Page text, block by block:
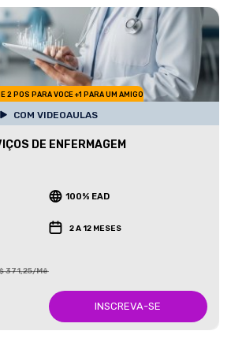
2 POS PARA VOCE +1 PARA UM AMIGO
COM VIDEOAULAS
DE ENFERMAGEM
100% EAD
2 A 12 MESES
371,25/Mês
INSCREVA-SE